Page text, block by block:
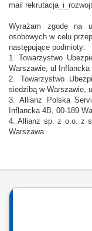
mail
Wyrażam zgodę na
osobowych w celu
następujące podmioty:
1. Towarzystwo
Warszawie, ul Inflancka
2. Towarzystwo
siedzibą w Warszawie,
3. Allianz Polska
Inflancka 4B, 00-189
4. Allianz sp. z o.o. z
Warszawa